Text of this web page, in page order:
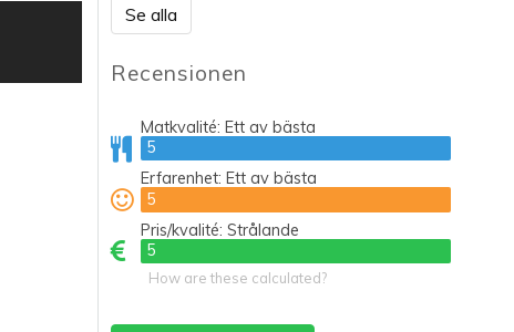
Se alla
Recensionen
Matkvalité:Ett av bästa
5
5
Erfarenhet:Ett av bästa
5
5
Pris/kvalité:Strålande
5
5
How are these calculated?